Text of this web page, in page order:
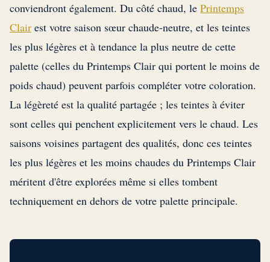
conviendront également. Du côté chaud, le Printemps
Clair est votre saison sœur chaude-neutre, et les teintes
les plus légères et à tendance la plus neutre de cette
palette (celles du Printemps Clair qui portent le moins de
poids chaud) peuvent parfois compléter votre coloration.
La légèreté est la qualité partagée ; les teintes à éviter
sont celles qui penchent explicitement vers le chaud. Les
saisons voisines partagent des qualités, donc ces teintes
les plus légères et les moins chaudes du Printemps Clair
méritent d'être explorées même si elles tombent
techniquement en dehors de votre palette principale.